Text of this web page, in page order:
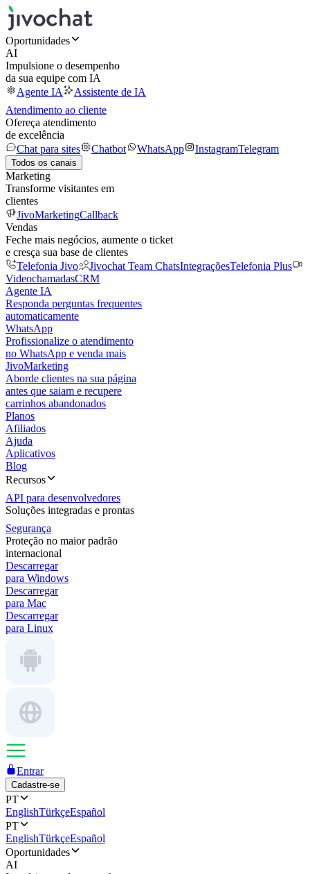
Oportunidades
AI
Impulsione o desempenho
da sua equipe com IA
Agente IA
Assistente de IA
Atendimento ao cliente
Ofereça atendimento
de excelência
Chat para sites
Chatbot WhatsApp InstagramTelegram
Todos os canais
Marketing
Transforme visitantes em
clientes
JivoMarketingCallback
Vendas
Feche mais negócios, aumente o ticket
e cresça sua base de clientes
Telefonia Jivo
Jivochat Team ChatsIntegraçõesTelefonia Plus
VideochamadasCRM
Agente IA
Responda perguntas frequentes
automaticamente
WhatsApp
Profissionalize o atendimento
no WhatsApp e venda mais
JivoMarketing
Aborde clientes na sua página
antes que saiam e recupere
carrinhos abandonados
Planos
Afiliados
Ajuda
Aplicativos
Blog
Recursos
API para desenvolvedores
Soluções integradas e prontas
Segurança
Proteção no maior padrão
internacional
Descarregar
para Windows
Descarregar
para Mac
Descarregar
para Linux
Entrar
Cadastre-se
PT
EnglishTürkçeEspañol
PT
EnglishTürkçeEspañol
Oportunidades
AI